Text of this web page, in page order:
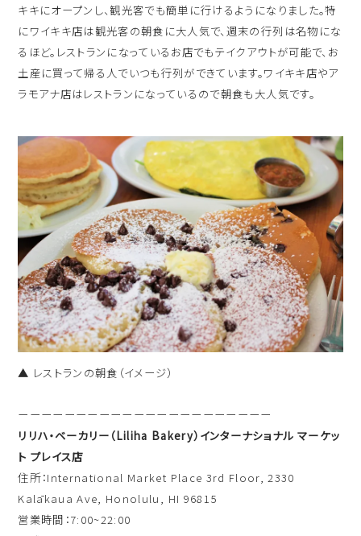
キキにオープンし、観光客でも簡単に行けるようになりました。特
にワイキキ店は観光客の朝食に大人気で、週末の行列は名物にな
るほど。レストランになっているお店でもテイクアウトが可能で、お
土産に買って帰る人でいつも行列ができています。ワイキキ店やア
ラモアナ店はレストランになっているので朝食も大人気です。
▲ レストランの朝食（イメージ）
ーーーーーーーーーーーーーーーーーーーーーー
リリハ・ベーカリー（Liliha Bakery）インターナショナル マーケッ
ト プレイス店
住所：International Market Place 3rd Floor, 2330
Kalākaua Ave, Honolulu, HI 96815
営業時間：7:00~22:00